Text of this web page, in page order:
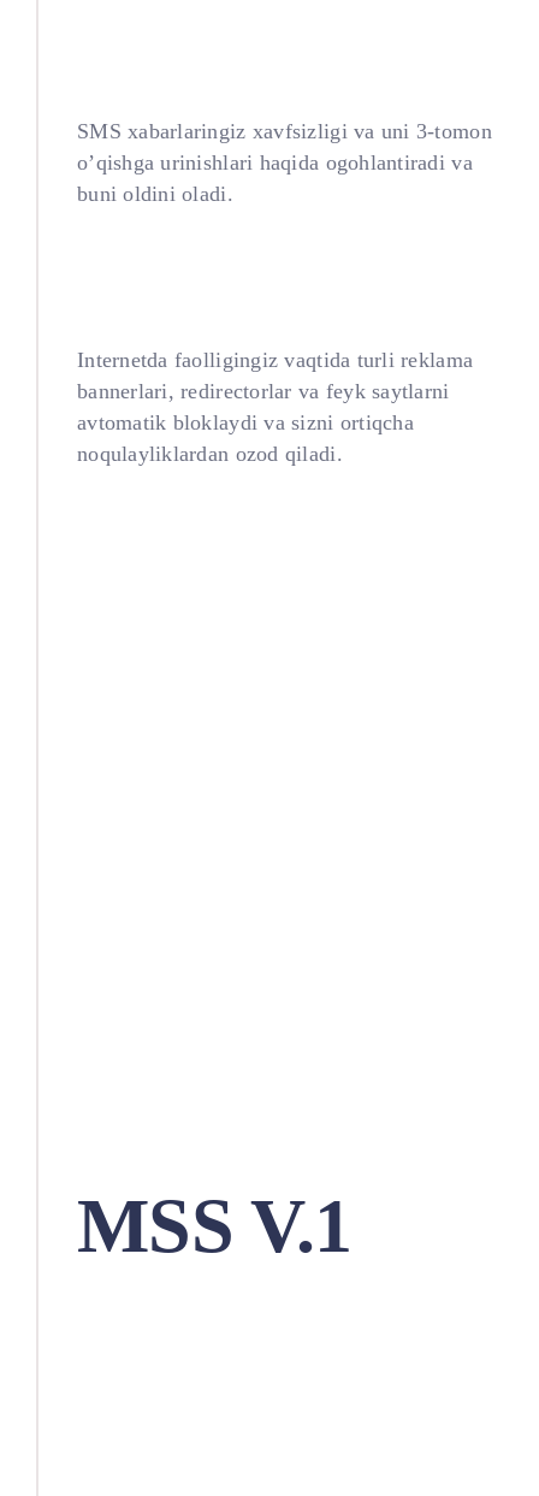
SMS xabarlaringiz xavfsizligi va uni 3-tomon
o’qishga urinishlari haqida ogohlantiradi va
buni oldini oladi.
Internetda faolligingiz vaqtida turli reklama
bannerlari, redirectorlar va feyk saytlarni
avtomatik bloklaydi va sizni ortiqcha
noqulayliklardan ozod qiladi.
MSS V.1